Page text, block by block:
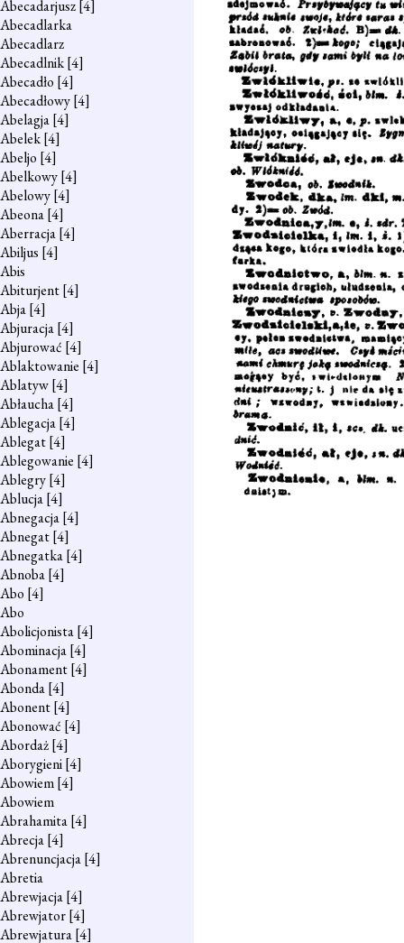
Abecadarjusz[4]
Abecadlarka
Abecadlarz
Abecadlnik[4]
Abecadło [4]
Abecadłowy[4]
Abelagja[4]
Abelek[4]
Abeljo [4]
Abelkowy[4]
Abelowy[4]
Abeona[4]
Aberracja[4]
Abiljus [4]
Abis
Abiturjent[4]
Abja[4]
Abjuracja[4]
Abjurować [4]
Ablaktowanie [4]
Ablatyw[4]
Abłaucha[4]
Ablegacja[4]
Ablegat[4]
Ablegowanie [4]
Ablegry[4]
Ablucja[4]
Abnegacja[4]
Abnegat[4]
Abnegatka[4]
Abnoba[4]
Abo [4]
Abo
Abolicjonista[4]
Abominacja[4]
Abonament[4]
Abonda[4]
Abonent[4]
Abonować [4]
Abordaż[4]
Aborygieni[4]
Abowiem[4]
Abowiem
Abrahamita[4]
Abrecja[4]
Abrenuncjacja[4]
Abretia
Abrewjacja[4]
Abrewjator[4]
Abrewjatura[4]